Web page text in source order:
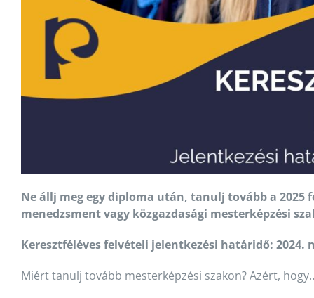
Ne állj meg egy diploma után, tanulj tovább a
menedzsment vagy közgazdasági mesterképzési
Keresztféléves felvételi jelentkezési határidő: 2024.
Miért tanulj tovább mesterképzési szakon? Azért,